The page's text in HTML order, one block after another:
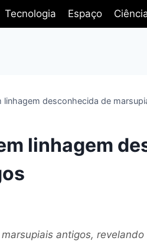
Tecnologia Espaço
linhagem desconhecida de
linhagem
antigos,